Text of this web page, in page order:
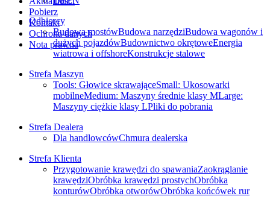
Pobierz
Kontakt
Ochrona danych
Nota prawna
Odbiorcy
Budowa mostówBudowa narzędziBudowa wagonów i
dużych pojazdówBudownictwo okrętoweEnergia
wiatrowa i offshoreKonstrukcje stalowe
Strefa Maszyn
Tools: Głowice skrawająceSmall: Ukosowarki
mobilneMedium: Maszyny średnie klasy MLarge:
Maszyny ciężkie klasy LPliki do pobrania
Strefa Dealera
Dla handlowcówChmura dealerska
Strefa Klienta
Przygotowanie krawędzi do spawaniaZaokrąglanie
krawędziObróbka krawędzi prostychObróbka
konturówObróbka otworówObróbka końcówek rur